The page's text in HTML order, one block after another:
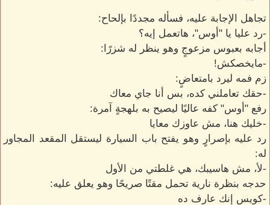
تجاهل الإجابة عليه، فسأله مجددًا بإلحاح:
-رد عليا يا "أوس"، هاتعمل إيه؟
أجابه بعبوس مزعوجٍ وهو ينظر له شزرًا:
-مايخصكش!
زم فمه ليرد بامتعاضٍ:
-حقك تعاملني كده، بس أنا جاي معاك
رفع "أوس" كفه عاليًا ليصيح به بلهجةٍ آمرة:
-خليك هنا، مش عاوزك معايا
رد عليه بإصرارٍ وهو يفتح باب السيارة ليستقل المقعد المجاور
له:
-لأ، مش هاسيبك، هي غلطتي من الأول
حدجه بنظرة نارية تحمل مقتًا صريحًا وهو يعلق عليه:
-كويس إنك عارف ده